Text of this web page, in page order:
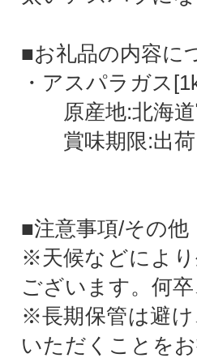
■お礼品の内容に
・アスパラガス
原産地:北海道
賞味期限:出荷
■注意事項/その他
※天候などによ
ございます。何
※長期保管は避
いただくことをお